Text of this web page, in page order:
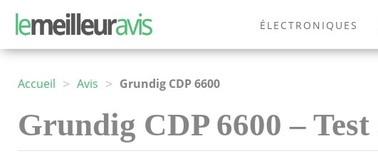
ÉLECTRONIQUES
MODE
Accueil > Avis > Grundig CDP 6600
Grundig CDP 6600 – Test